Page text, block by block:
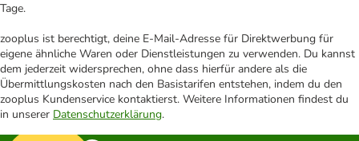
Tage.
zooplus ist berechtigt, deine E-Mail-Adresse für Direktwerbung für
eigene ähnliche Waren oder Dienstleistungen zu verwenden. Du kannst
dem jederzeit widersprechen, ohne dass hierfür andere als die
Übermittlungskosten nach den Basistarifen entstehen, indem du den
zooplus Kundenservice kontaktierst. Weitere Informationen findest du
in unserer Datenschutzerklärung.